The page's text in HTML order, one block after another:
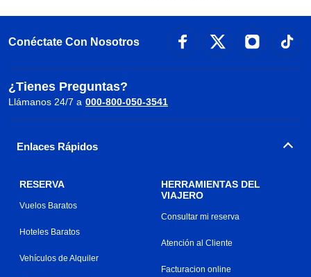
Conéctate Con Nosotros
¿Tienes Preguntas?
Llámanos 24/7 a 000-800-050-3541
Enlaces Rápidos
RESERVA
Vuelos Baratos
Hoteles Baratos
Vehículos de Alquiler
HERRAMIENTAS DEL
VIAJERO
Consultar mi reserva
Atención al Cliente
Facturacion online